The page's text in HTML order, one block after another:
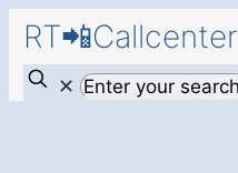
RT📲Callcenter
✕